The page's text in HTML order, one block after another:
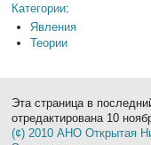
Категории:
Явления
Теории
Эта страница в
отредактирована 10
(¢) 2010 АНО Открытая